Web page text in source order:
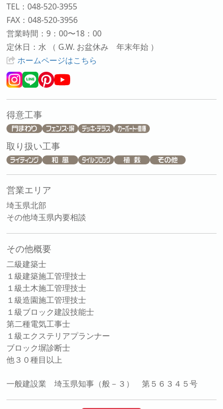
TEL：048-520-3955
FAX：048-520-3956
営業時間：9：00〜18：00
定休日：水 （ G.W. お盆休み 年末年始 ）
ホームページはこちら
得意工事
取り扱い工事
営業エリア
埼玉県北部
その他埼玉県内要相談
その他概要
二級建築士
１級建築施工管理技士
１級土木施工管理技士
１級造園施工管理技士
１級ブロック建設技能士
第二種電気工事士
１級エクステリアプランナー
ブロック塀診断士
他３０種目以上
一般建設業 埼玉県知事（般－３） 第５６３４５号